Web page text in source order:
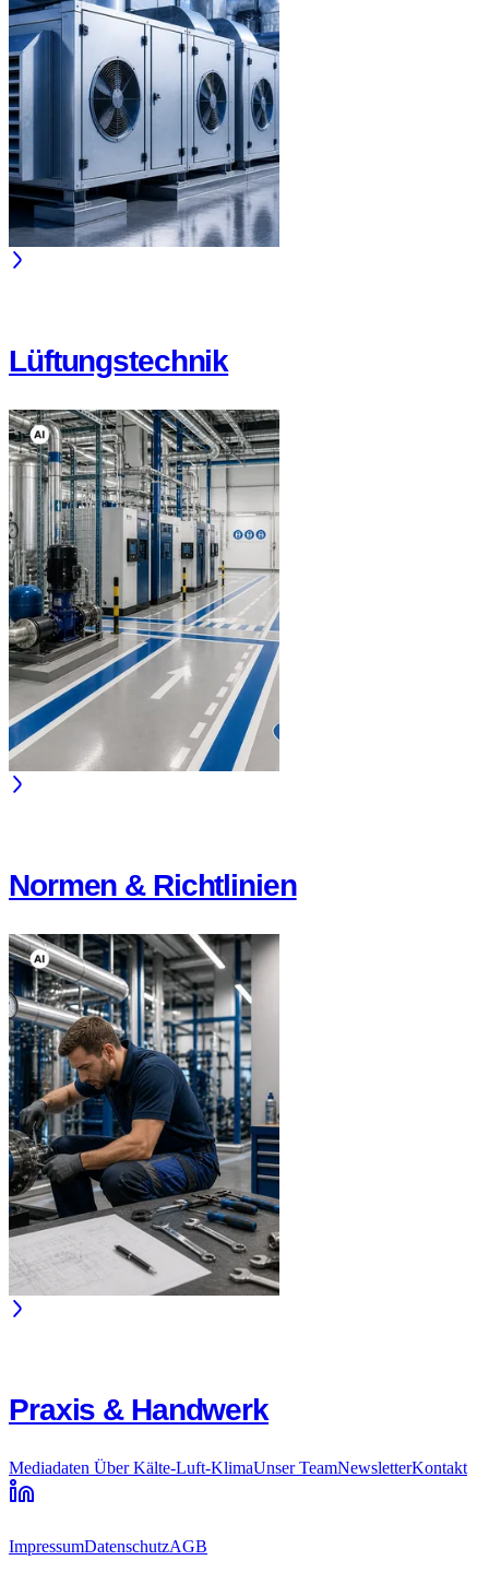
Lüftungstechnik
Normen & Richtlinien
Praxis & Handwerk
Mediadaten Über Kälte-Luft-KlimaUnser TeamNewsletterKontakt
ImpressumDatenschutzAGB